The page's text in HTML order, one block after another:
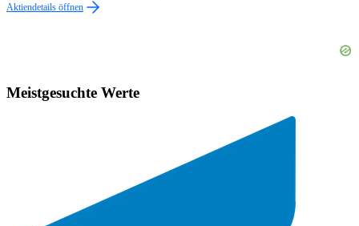
Aktiendetails öffnen
Meistgesuchte Werte